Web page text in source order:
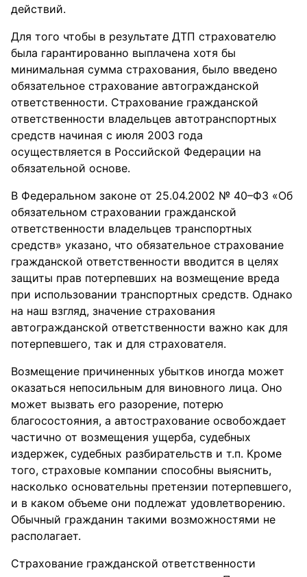
действий.
Для того чтобы в результате ДТП страхователю
была гарантированно выплачена хотя бы
минимальная сумма страхования, было введено
обязательное страхование автогражданской
ответственности. Страхование гражданской
ответственности владельцев автотранспортных
средств начиная с июля 2003 года
осуществляется в Российской Федерации на
обязательной основе.
В Федеральном законе от 25.04.2002 № 40–ФЗ «Об
обязательном страховании гражданской
ответственности владельцев транспортных
средств» указано, что обязательное страхование
гражданской ответственности вводится в целях
защиты прав потерпевших на возмещение вреда
при использовании транспортных средств. Однако
на наш взгляд, значение страхования
автогражданской ответственности важно как для
потерпевшего, так и для страхователя.
Возмещение причиненных убытков иногда может
оказаться непосильным для виновного лица. Оно
может вызвать его разорение, потерю
благосостояния, а автострахование освобождает
частично от возмещения ущерба, судебных
издержек, судебных разбирательств и т.п. Кроме
того, страховые компании способны выяснить,
насколько основательны претензии потерпевшего,
и в каком объеме они подлежат удовлетворению.
Обычный гражданин такими возможностями не
располагает.
Страхование гражданской ответственности